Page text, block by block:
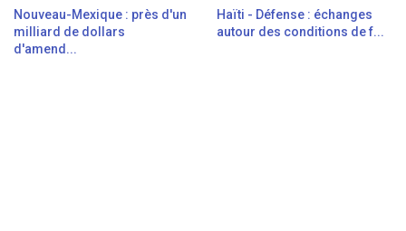
Nouveau-Mexique : près d'un
milliard de dollars
d'amend...
Haïti - Défense : échanges
autour des conditions de f...